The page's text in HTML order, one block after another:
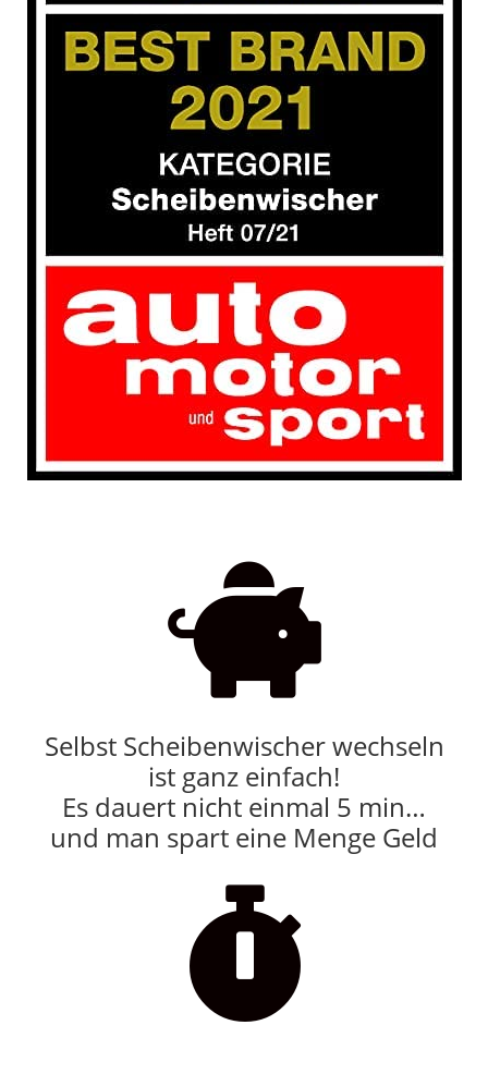

Selbst Scheibenwischer wechseln
ist ganz einfach!
Es dauert nicht einmal 5 min…
und man spart eine Menge Geld
